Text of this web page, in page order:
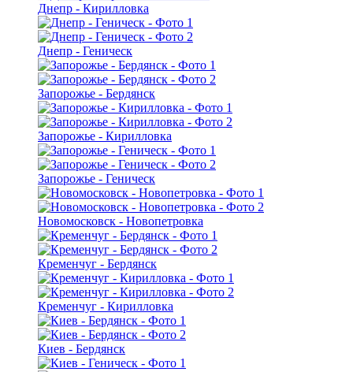
Днепр - Кирилловка
Днепр - Геническ
Запорожье - Бердянск
Запорожье - Кирилловка
Запорожье - Геническ
Новомосковск - Новопетровка
Кременчуг - Бердянск
Кременчуг - Кирилловка
Киев - Бердянск